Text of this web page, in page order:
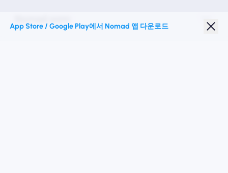
App Store / Google Play에서 Nomad 앱 다운로드